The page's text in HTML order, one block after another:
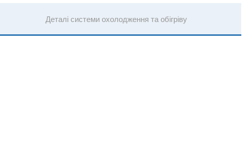
Деталі системи охолодження та обігріву